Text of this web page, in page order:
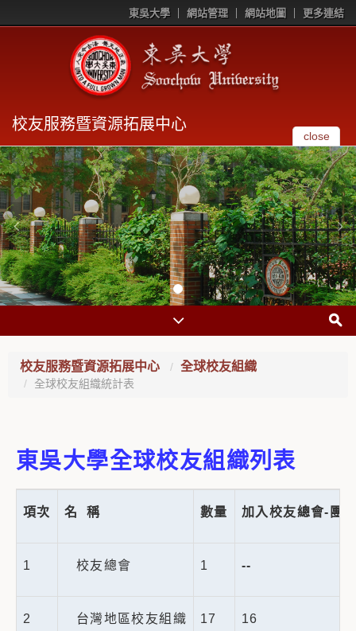
東吳大學 網站管理 網站地圖 更多連結
校友服務暨資源拓展中心
close
校友服務暨資源拓展中心 全球校友組織
全球校友組織統計表
東吳大學全球校友組織列表
項次 名 稱 數量 加入校友總會-團
1 校友總會 1 --
2 台灣地區校友組織 17 16